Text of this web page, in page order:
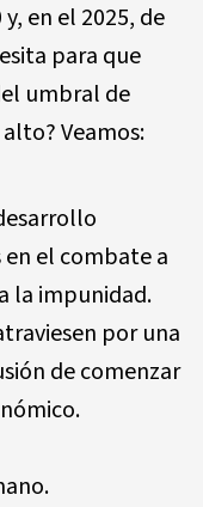
en el 2025, de
para que
umbral de
Veamos:
el combate a
la impunidad.
por una
de comenzar